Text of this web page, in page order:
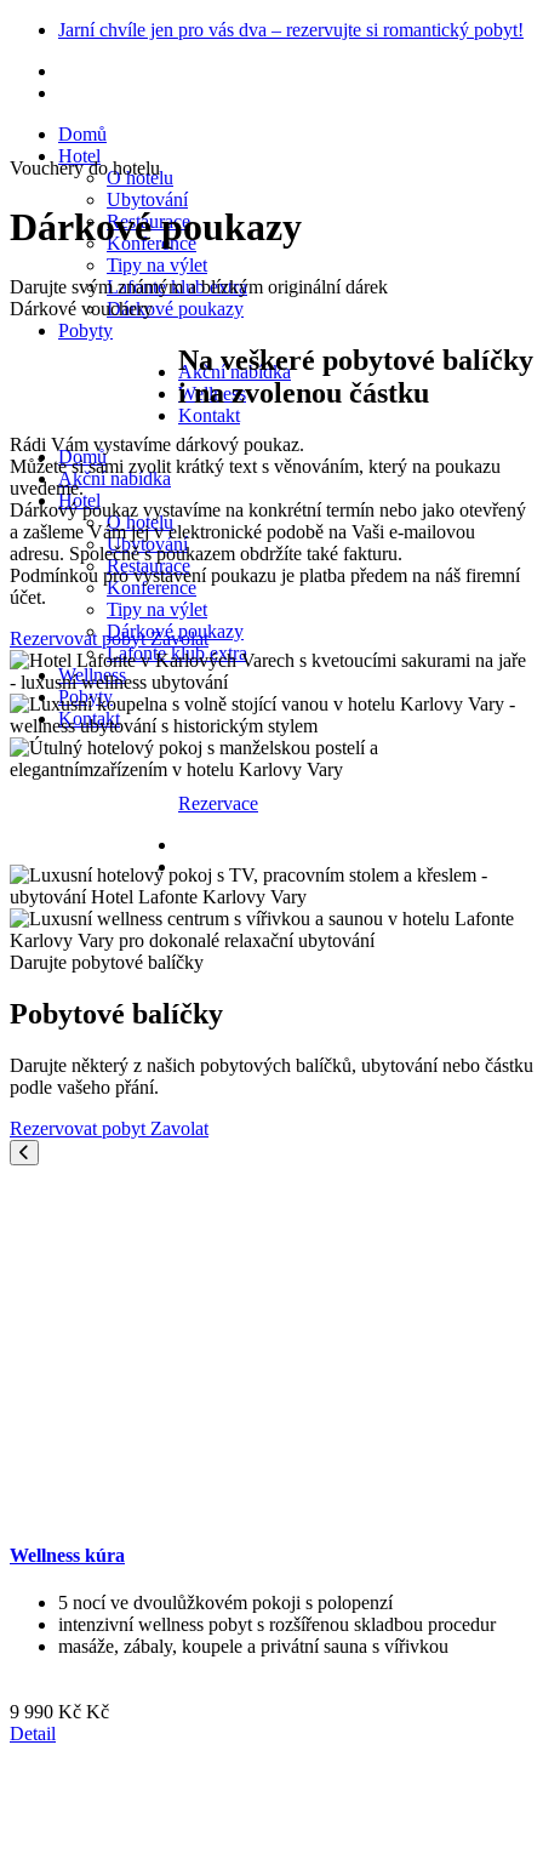
Skip
content
Jarní chvíle jen pro vás dva – rezervujte si romantický pobyt!
Domů
Hotel
O hotelu
Ubytování
Restaurace
Konference
Tipy na výlet
Lafonte klub extra
Dárkové poukazy
Pobyty
Akční nabídka
Wellness
Kontakt
Domů
Akční nabídka
Hotel
O hotelu
Ubytování
Restaurace
Konference
Tipy na výlet
Dárkové poukazy
Lafonte klub extra
Wellness
Pobyty
Kontakt
Rezervace
Vouchery do hotelu
Dárkové poukazy
Darujte svým známým a blízkým originální dárek
Dárkové vouchery
Na veškeré pobytové balíčky
i na zvolenou částku
Rádi Vám vystavíme dárkový poukaz.
Můžete si sami zvolit krátký text s věnováním, který na poukazu
uvedeme.
Dárkový poukaz vystavíme na konkrétní termín nebo jako otevřený
a zašleme Vám jej v elektronické podobě na Vaši e-mailovou
adresu. Společně s poukazem obdržíte také fakturu.
Podmínkou pro vystavení poukazu je platba předem na náš firemní
účet.
Rezervovat pobytZavolat
Darujte pobytové balíčky
Pobytové balíčky
Darujte některý z našich pobytových balíčků, ubytování nebo částku
podle vašeho přání.
Rezervovat pobyt Zavolat
Wellness kúra
5 nocí ve dvoulůžkovém pokoji s polopenzí
intenzivní wellness pobyt s rozšířenou skladbou procedur
masáže, zábaly, koupele a privátní sauna s vířivkou
9 990 Kč Kč
Detail